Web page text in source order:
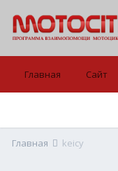
Главная Сайт
Главная keicy